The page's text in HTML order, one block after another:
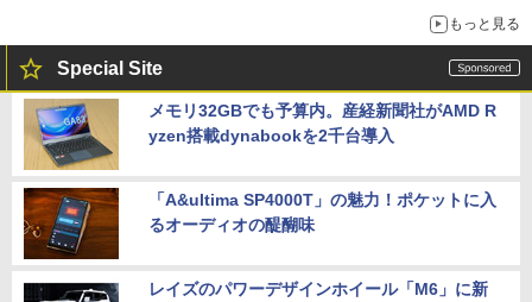
もっと見る
Special Site
メモリ32GBでも予算内。産経新聞社がAMD R
yzen搭載dynabookを2千台導入
「A&ultima SP4000T」の魅力！ポケットに入
るオーディオの醍醐味
レイズのパワーデザインホイール「M6」に新